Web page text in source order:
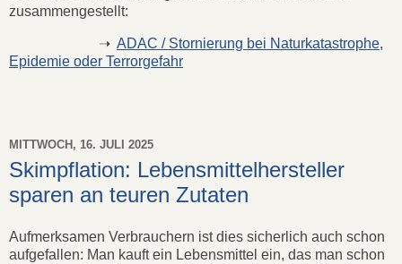
zusammengestellt:
➝ ADAC / Stornierung bei Naturkatastrophe,
Epidemie oder Terrorgefahr
MITTWOCH, 16. JULI 2025
Skimpflation: Lebensmittelhersteller
sparen an teuren Zutaten
Aufmerksamen Verbrauchern ist dies sicherlich auch schon
aufgefallen: Man kauft ein Lebensmittel ein, das man schon